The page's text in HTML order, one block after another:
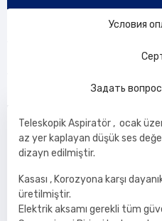
Условия
Задать
Teleskopik Aspiratör , ocak
az yer kaplayan düşük ses
dizayn edilmiştir.
Kasası , Korozyona karşı
üretilmiştir.
Elektrik aksamı gerekli tüm